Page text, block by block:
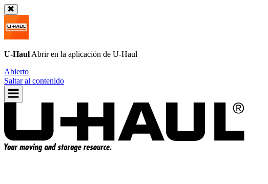
U-Haul Abrir en la aplicación de U-Haul
Abierto
Saltar al contenido